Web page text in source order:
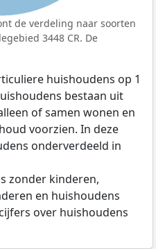
de verdeling naar soorten
3448 CR. De
huishoudens op 1
bestaan uit
of samen wonen en
voorzien. In deze
onderverdeeld in
zonder kinderen,
en huishoudens
over huishoudens